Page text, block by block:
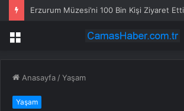
Erzurum Müzesi’ni 100 Bin Kişi Ziyaret Etti
Menü
Anasayfa /Yaşam
Yaşam